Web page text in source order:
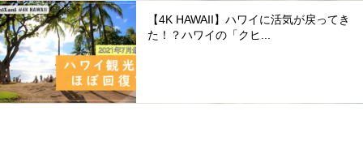
【4K HAWAII】ハワイに活気が戻ってき
た！？ハワイの「クヒ...